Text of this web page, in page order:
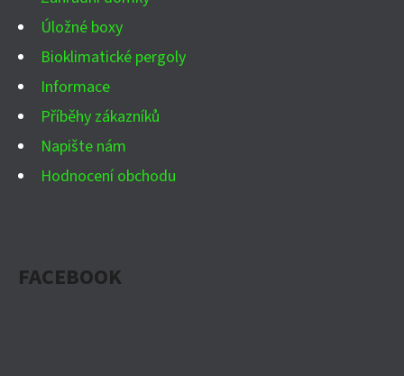
Úložné boxy
Bioklimatické pergoly
Informace
Příběhy zákazníků
Napište nám
Hodnocení obchodu
FACEBOOK